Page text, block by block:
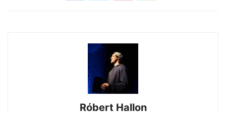
Róbert Hallon